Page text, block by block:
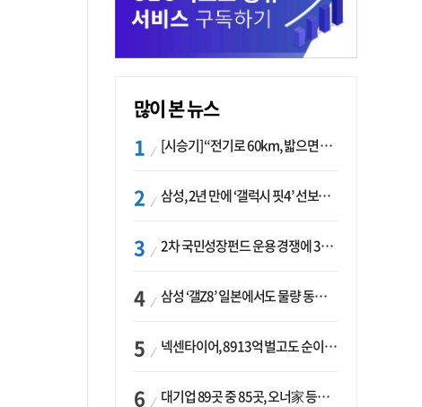
많이 본 뉴스
[시승기] “전기로 60km, 밟으면 462마력”…볼보 XC60 T8의 두 얼굴
삼성, 2년 만에 ‘갤럭시 핏4’ 선보이나…웨어러블 생태계 확장 ‘시동’
2차 국민성장펀드 운용 경쟁에 33개사 몰렸다…신한·하나 등 새 얼굴 대거 합류
삼성 ‘갤Z8’ 일본에서도 물량 동났다…애플 참전 앞두고 선두 수성 ‘시험대’
넥센타이어, 8913억 벌고도 순이익 2억…유럽 세부담에 이익 증발
대기업 89곳 중 85곳, 오너家 등기임원 겸직…BS 46곳·SM 45곳 ‘족벌경영’ 고착화